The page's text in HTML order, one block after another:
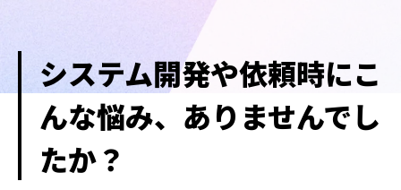
お問い合わせ
システム開発や依頼時にこ
んな悩み、ありませんでし
たか？